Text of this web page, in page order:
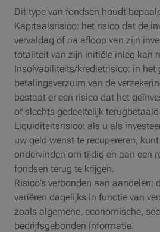
Dit type van fondsen houdt
Kapitaalsrisico: het risico dat de
vervaldag of na afloop van zijn
totaliteit van zijn initiële inleg kan
Insolvabiliteits/kredietrisico: in het
betalingsverzuim van de
bestaat er een risico dat het
of slechts gedeeltelijk
Liquiditeitsrisico: als u als
uw geld wenst te recupereren,
ondervinden om tijdig en aan een
fondsen terug te krijgen.
Risico’s verbonden aan aandelen:
variëren dagelijks in functie van
zoals algemene, economische,
bedrijfsgebonden informatie.